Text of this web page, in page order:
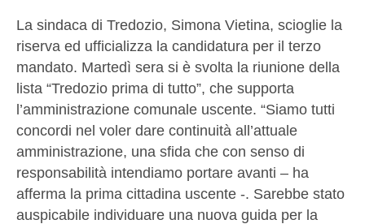
La sindaca di Tredozio, Simona Vietina, scioglie la
riserva ed ufficializza la candidatura per il terzo
mandato. Martedì sera si è svolta la riunione della
lista “Tredozio prima di tutto”, che supporta
l’amministrazione comunale uscente. “Siamo tutti
concordi nel voler dare continuità all’attuale
amministrazione, una sfida che con senso di
responsabilità intendiamo portare avanti – ha
afferma la prima cittadina uscente -. Sarebbe stato
auspicabile individuare una nuova guida per la